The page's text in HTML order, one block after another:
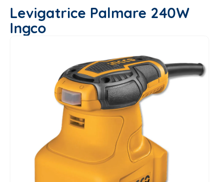
Levigatrice Palmare 240W
Ingco